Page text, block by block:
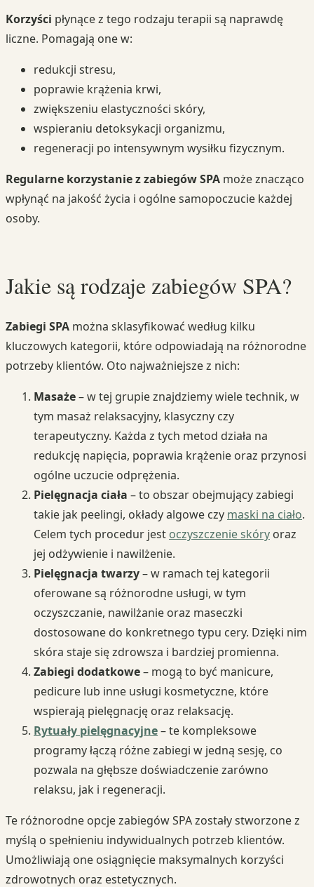
Korzyści płynące z tego rodzaju terapii są naprawdę
liczne. Pomagają one w:
redukcji stresu,
poprawie krążenia krwi,
zwiększeniu elastyczności skóry,
wspieraniu detoksykacji organizmu,
regeneracji po intensywnym wysiłku fizycznym.
Regularne korzystanie z zabiegów SPA może znacząco
wpłynąć na jakość życia i ogólne samopoczucie każdej
osoby.
Jakie są rodzaje zabiegów SPA?
Zabiegi SPA można sklasyfikować według kilku
kluczowych kategorii, które odpowiadają na różnorodne
potrzeby klientów. Oto najważniejsze z nich:
Masaże– w tej grupie znajdziemy wiele technik, w
tym masaż relaksacyjny, klasyczny czy
terapeutyczny. Każda z tych metod działa na
redukcję napięcia, poprawia krążenie oraz przynosi
ogólne uczucie odprężenia.
Pielęgnacja ciała – to obszar obejmujący zabiegi
takie jak peelingi, okłady algowe czy maski na ciało.
Celem tych procedur jest oczyszczenie skóry oraz
jej odżywienie i nawilżenie.
Pielęgnacja twarzy– w ramach tej kategorii
oferowane są różnorodne usługi, w tym
oczyszczanie, nawilżanie oraz maseczki
dostosowane do konkretnego typu cery. Dzięki nim
skóra staje się zdrowsza i bardziej promienna.
Zabiegi dodatkowe– mogą to być manicure,
pedicure lub inne usługi kosmetyczne, które
wspierają pielęgnację oraz relaksację.
Rytuały pielęgnacyjne– te kompleksowe
programy łączą różne zabiegi w jedną sesję, co
pozwala na głębsze doświadczenie zarówno
relaksu, jak i regeneracji.
Te różnorodne opcje zabiegów SPA zostały stworzone z
myślą o spełnieniu indywidualnych potrzeb klientów.
Umożliwiają one osiągnięcie maksymalnych korzyści
zdrowotnych oraz estetycznych.